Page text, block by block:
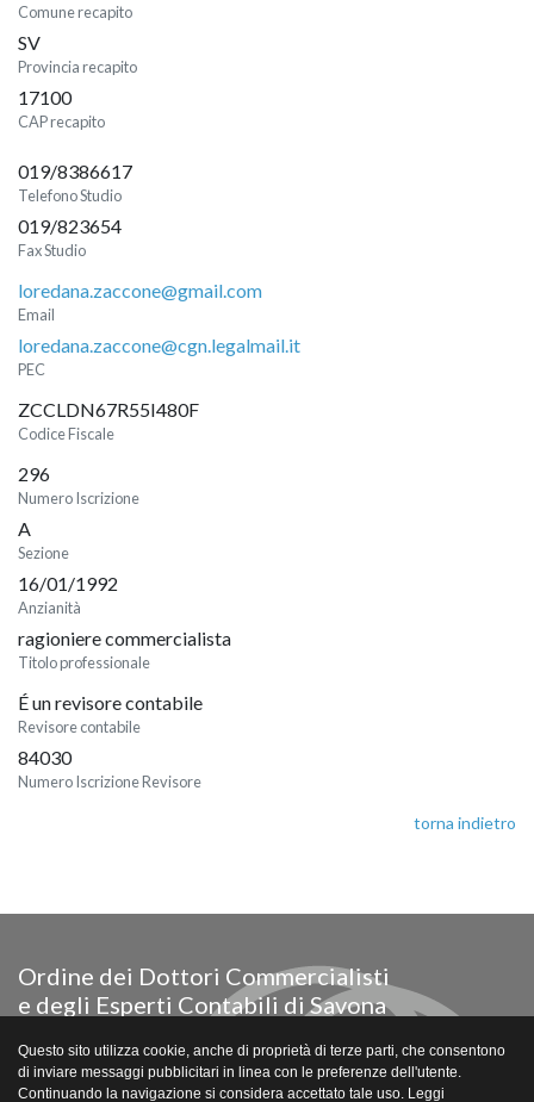
Questo sito utilizza cookie, anche di proprietà di terze parti, che consentono
di inviare messaggi pubblicitari in linea con le preferenze dell'utente.
Continuando la navigazione si considera accettato tale uso. Leggi
Comune recapito
SV
Provincia recapito
17100
CAP recapito
019/8386617
Telefono Studio
019/823654
Fax Studio
loredana.zaccone@gmail.com
Email
loredana.zaccone@cgn.legalmail.it
PEC
ZCCLDN67R55I480F
Codice Fiscale
296
Numero Iscrizione
A
Sezione
16/01/1992
Anzianità
ragioniere commercialista
Titolo professionale
É un revisore contabile
Revisore contabile
84030
Numero Iscrizione Revisore
torna indietro
Ordine dei Dottori Commercialisti
e degli Esperti Contabili di Savona
Via Paleocapa 18/28 - piano 5° - Savona
Tel. e fax 019/802541
Email segreteria@odcecsavona.com